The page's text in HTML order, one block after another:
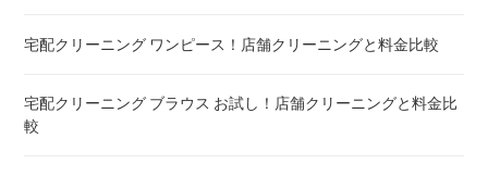
布団クリーニング 真空圧縮サービス 料金比較 ! 市販の圧縮袋
宅配クリーニング ワンピース！店舗クリーニングと料金比較
宅配クリーニング ブラウス お試し！店舗クリーニングと料金比
較